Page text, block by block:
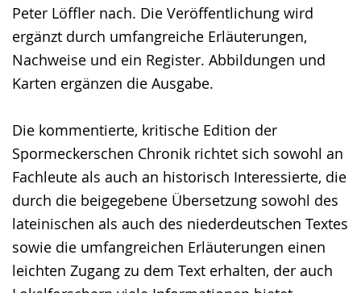
Peter Löffler nach. Die Veröffentlichung wird
ergänzt durch umfangreiche Erläuterungen,
Nachweise und ein Register. Abbildungen und
Karten ergänzen die Ausgabe.
Die kommentierte, kritische Edition der
Spormeckerschen Chronik richtet sich sowohl an
Fachleute als auch an historisch Interessierte, die
durch die beigegebene Übersetzung sowohl des
lateinischen als auch des niederdeutschen Textes
sowie die umfangreichen Erläuterungen einen
leichten Zugang zu dem Text erhalten, der auch